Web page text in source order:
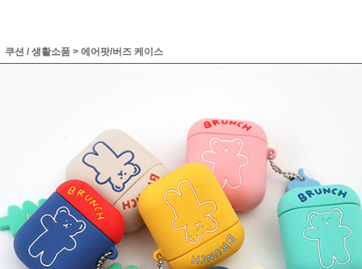
쿠션 / 생활소품 > 에어팟/버즈 케이스